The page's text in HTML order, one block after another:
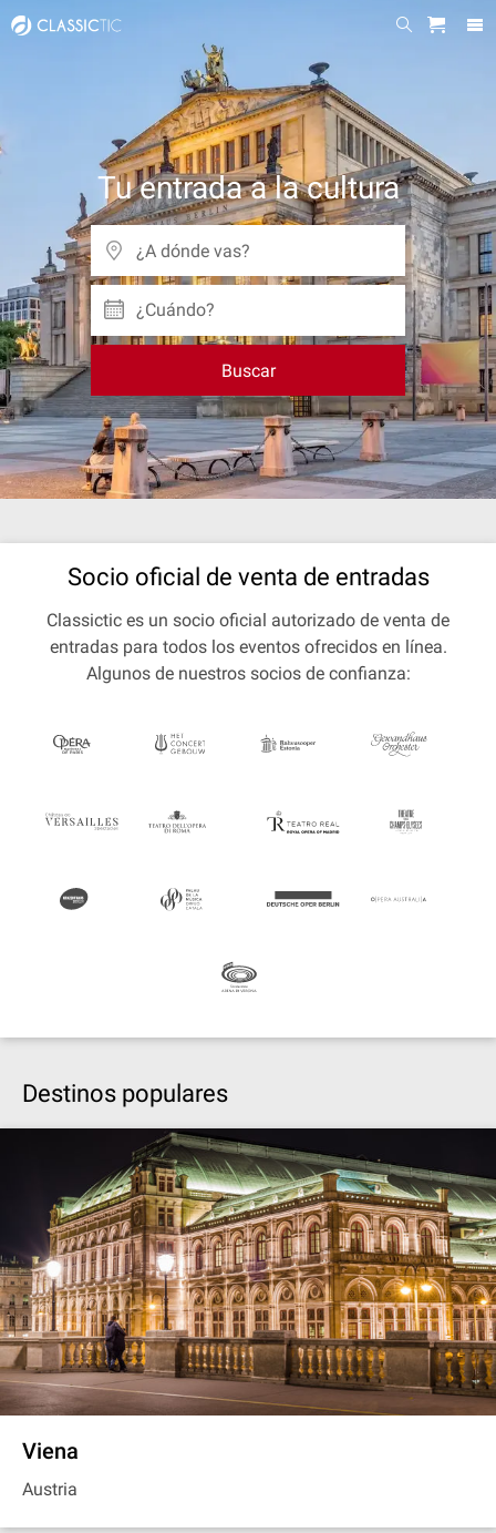
Tu entrada a la cultura
¿Cuándo?
Buscar
Socio oficial de venta de entradas
Classictic es un socio oficial autorizado de venta de
entradas para todos los eventos ofrecidos en línea.
Algunos de nuestros socios de confianza:
Destinos populares
Viena
Austria